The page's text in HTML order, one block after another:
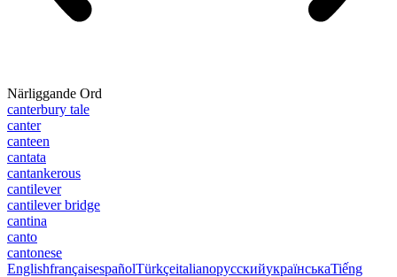
Närliggande Ord
canterbury tale
canter
canteen
cantata
cantankerous
cantilever
cantilever bridge
cantina
canto
cantonese
EnglishfrançaisespañolTürkçeitalianoрусскийукраїнськаTiếng